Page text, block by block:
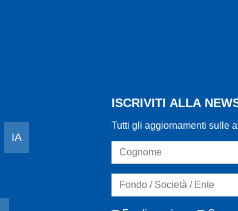
IA
ISCRIVITI ALLA
Tutti gli aggiornamenti sulle